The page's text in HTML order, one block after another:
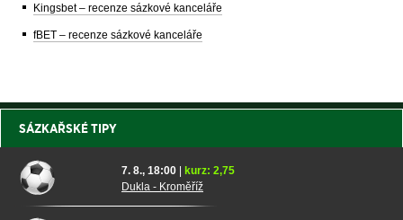
Kingsbet – recenze sázkové kanceláře
fBET – recenze sázkové kanceláře
SÁZKAŘSKÉ TIPY
7. 8., 18:00 | kurz: 2,75
Dukla - Kroměříž